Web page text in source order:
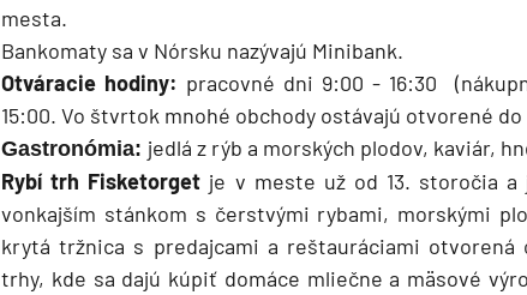
mesta.
Bankomaty sa v Nórsku nazývajú Minibank.
Otváracie hodiny: pracovné dni 9:00 - 16:30
15:00. Vo štvrtok mnohé obchody ostávajú otvorené do
Gastronómia: jedlá z rýb a morských plodov, kaviár,
Rybí trh Fisketorget je v meste už od 13. storočia
vonkajším stánkom s čerstvými rybami, morskými
krytá tržnica s predajcami a reštauráciami otvorená
trhy, kde sa dajú kúpiť domáce mliečne a mäsové